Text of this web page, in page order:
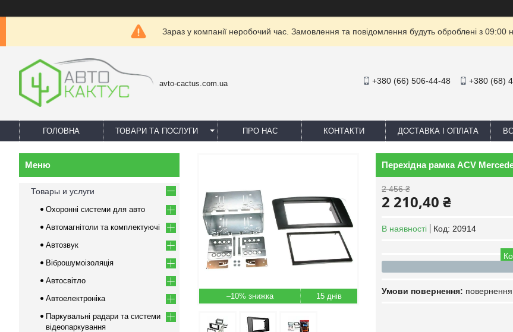
Зараз у компанії неробочий час. Замовлення та повідомлення будуть оброблені з 09:00
avto-cactus.com.ua +380 (66) 506-44-48 +380 (68)
ГОЛОВНА ТОВАРИ ТА ПОСЛУГИ ПРО НАС КОНТАКТИ ДОСТАВКА І ОПЛАТА
–10% 15 днів
Перехідна рамка ACV
2 456 ₴
2 210,40 ₴
В наявності Код: 20914
Товары и услуги
Охоронні системи для авто
Автомагнітоли та комплектуючі
Автозвук
Віброшумоізоляція
Автосвітло
Автоелектроніка
Паркувальні радари та системи
відеопаркування